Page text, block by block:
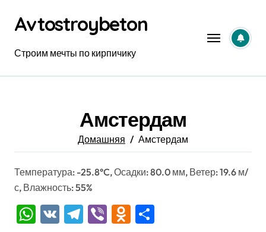
содержанию
Avtostroybeton
Строим мечты по кирпичику
Амстердам
Домашняя Амстердам
Температура: -25.8°C, Осадки: 80.0 мм, Ветер: 19.6 м/
с, Влажность: 55%
WhatsApp
VK Telegram
ViberOdnoklassniki